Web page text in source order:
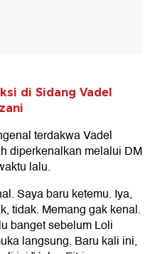
di Sidang Vadel
terdakwa Vadel
diperkenalkan melalui DM
lalu.
Saya baru ketemu. Iya,
tidak. Memang gak kenal.
banget sebelum Loli
langsung. Baru kali ini,